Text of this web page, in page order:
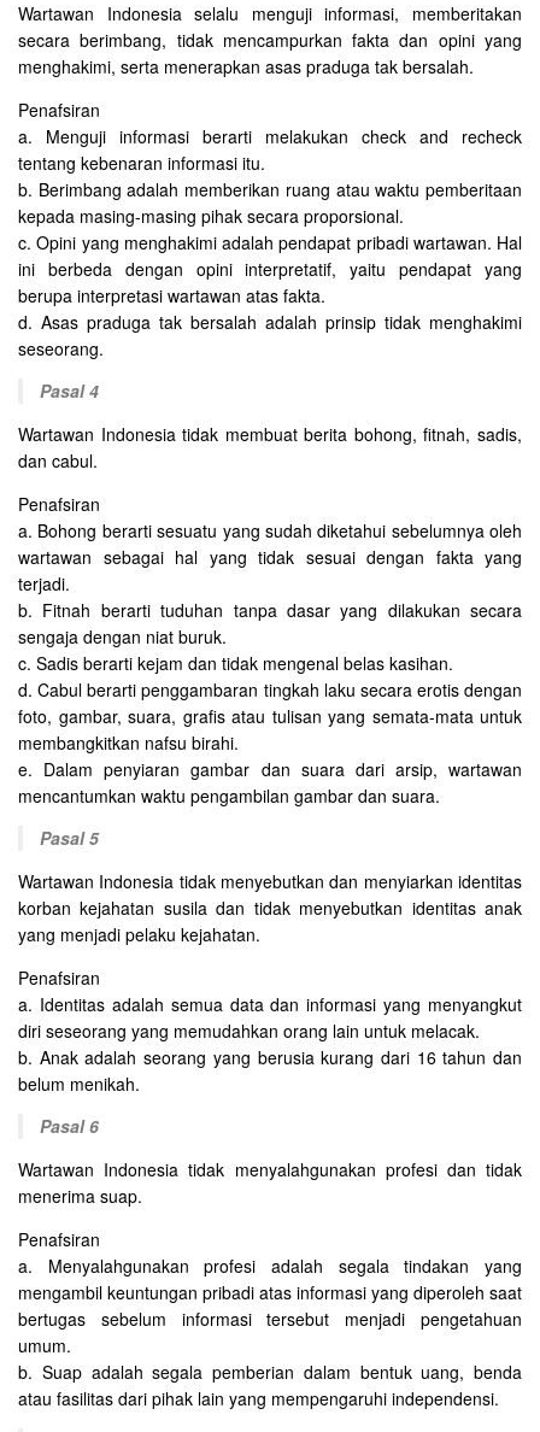
Wartawan Indonesia selalu menguji informasi, memberitakan
secara berimbang, tidak mencampurkan fakta dan opini yang
menghakimi, serta menerapkan asas praduga tak bersalah.
Penafsiran
a. Menguji informasi berarti melakukan check and recheck
tentang kebenaran informasi itu.
b. Berimbang adalah memberikan ruang atau waktu pemberitaan
kepada masing-masing pihak secara proporsional.
c. Opini yang menghakimi adalah pendapat pribadi wartawan. Hal
ini berbeda dengan opini interpretatif, yaitu pendapat yang
berupa interpretasi wartawan atas fakta.
d. Asas praduga tak bersalah adalah prinsip tidak menghakimi
seseorang.
Pasal 4
Wartawan Indonesia tidak membuat berita bohong, fitnah, sadis,
dan cabul.
Penafsiran
a. Bohong berarti sesuatu yang sudah diketahui sebelumnya oleh
wartawan sebagai hal yang tidak sesuai dengan fakta yang
terjadi.
b. Fitnah berarti tuduhan tanpa dasar yang dilakukan secara
sengaja dengan niat buruk.
c. Sadis berarti kejam dan tidak mengenal belas kasihan.
d. Cabul berarti penggambaran tingkah laku secara erotis dengan
foto, gambar, suara, grafis atau tulisan yang semata-mata untuk
membangkitkan nafsu birahi.
e. Dalam penyiaran gambar dan suara dari arsip, wartawan
mencantumkan waktu pengambilan gambar dan suara.
Pasal 5
Wartawan Indonesia tidak menyebutkan dan menyiarkan identitas
korban kejahatan susila dan tidak menyebutkan identitas anak
yang menjadi pelaku kejahatan.
Penafsiran
a. Identitas adalah semua data dan informasi yang menyangkut
diri seseorang yang memudahkan orang lain untuk melacak.
b. Anak adalah seorang yang berusia kurang dari 16 tahun dan
belum menikah.
Pasal 6
Wartawan Indonesia tidak menyalahgunakan profesi dan tidak
menerima suap.
Penafsiran
a. Menyalahgunakan profesi adalah segala tindakan yang
mengambil keuntungan pribadi atas informasi yang diperoleh saat
bertugas sebelum informasi tersebut menjadi pengetahuan
umum.
b. Suap adalah segala pemberian dalam bentuk uang, benda
atau fasilitas dari pihak lain yang mempengaruhi independensi.